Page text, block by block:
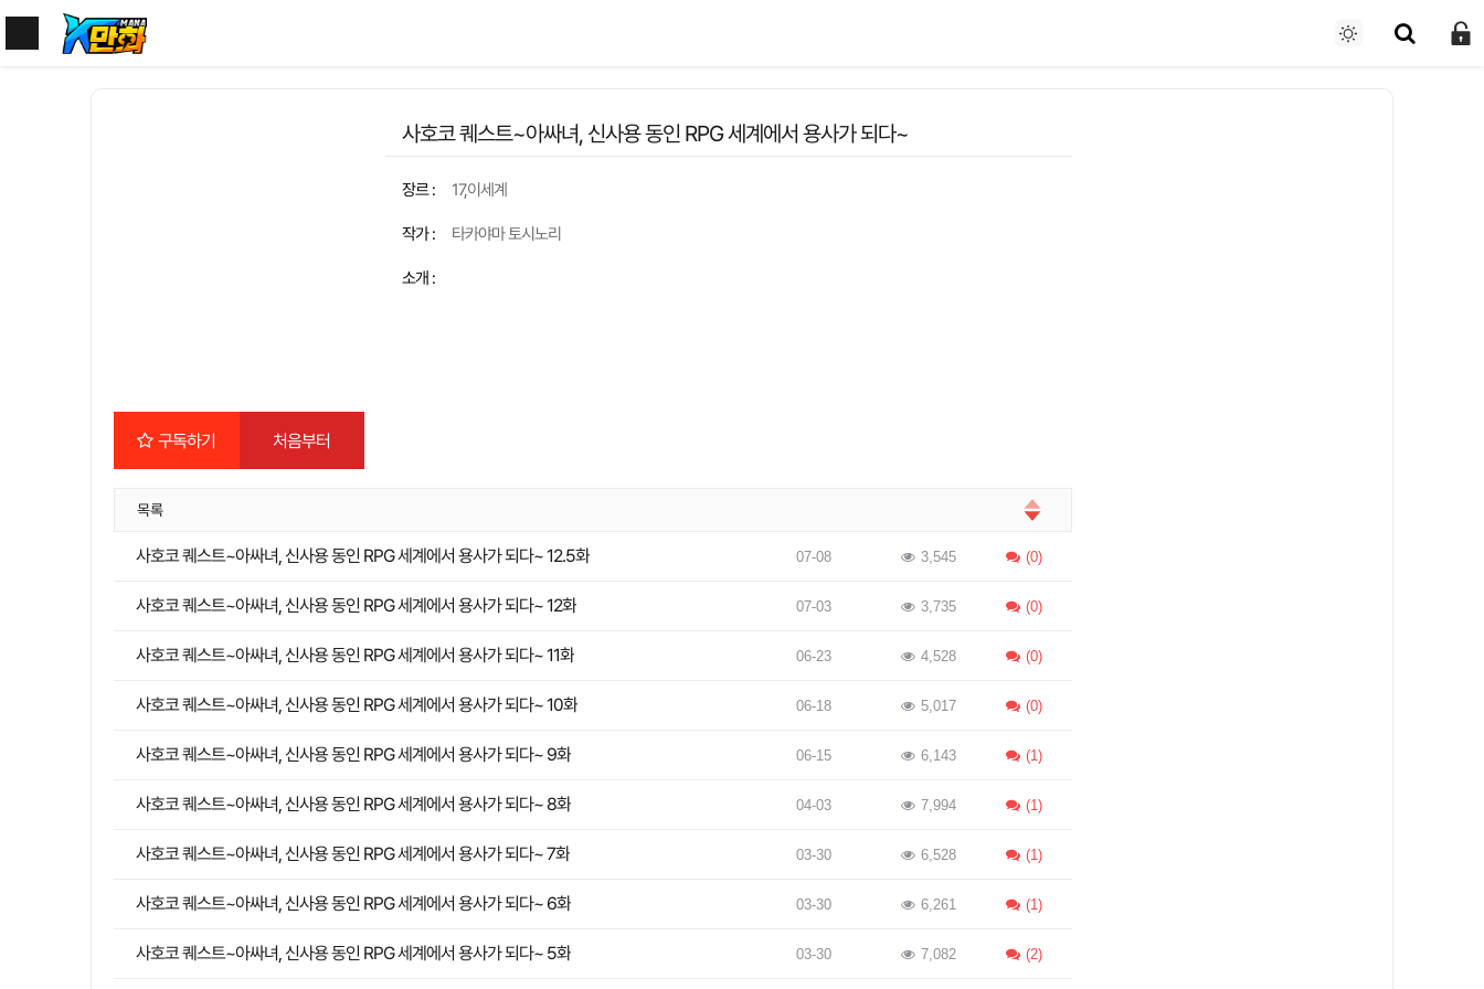
사호코 퀘스트~아싸녀, 신사용 동인 RPG 세계에서 용사가 되다~
장르 : 17,이세계
작가 : 타카야마 토시노리
소개 :
구독하기 처음부터
목록
사호코 퀘스트~아싸녀, 신사용 동인 RPG 세계에서 용사가 되다~ 12.5화 07-08 3,545 (0)
사호코 퀘스트~아싸녀, 신사용 동인 RPG 세계에서 용사가 되다~ 12화 07-03 3,735 (0)
사호코 퀘스트~아싸녀, 신사용 동인 RPG 세계에서 용사가 되다~ 11화 06-23 4,528 (0)
사호코 퀘스트~아싸녀, 신사용 동인 RPG 세계에서 용사가 되다~ 10화 06-18 5,017 (0)
사호코 퀘스트~아싸녀, 신사용 동인 RPG 세계에서 용사가 되다~ 9화 06-15 6,143 (1)
사호코 퀘스트~아싸녀, 신사용 동인 RPG 세계에서 용사가 되다~ 8화 04-03 7,994 (1)
사호코 퀘스트~아싸녀, 신사용 동인 RPG 세계에서 용사가 되다~ 7화 03-30 6,528 (1)
사호코 퀘스트~아싸녀, 신사용 동인 RPG 세계에서 용사가 되다~ 6화 03-30 6,261 (1)
사호코 퀘스트~아싸녀, 신사용 동인 RPG 세계에서 용사가 되다~ 5화 03-30 7,082 (2)